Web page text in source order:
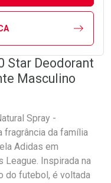
Star Deodorant
Masculino
Spray -
fragrância da família
Adidas em
League. Inspirada na
do futebol, é voltada